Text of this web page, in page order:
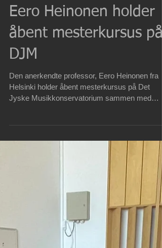
Eero Heinonen holder
åbent mesterkursus på
DJM
Den anerkendte professor, Eero Heinonen fra
Helsinki holder åbent mesterkursus på Det
Gradus Junior...